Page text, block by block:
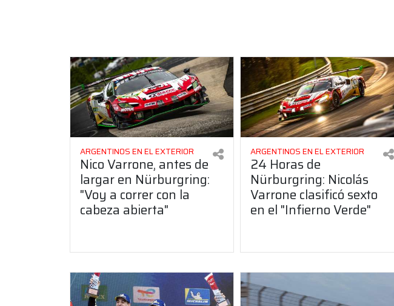
ARGENTINOS EN EL EXTERIOR
Nico Varrone, antes de
largar en Nürburgring:
"Voy a correr con la
cabeza abierta"
ARGENTINOS EN EL EXTERIOR
24 Horas de
Nürburgring: Nicolás
Varrone clasificó sexto
en el "Infierno Verde"